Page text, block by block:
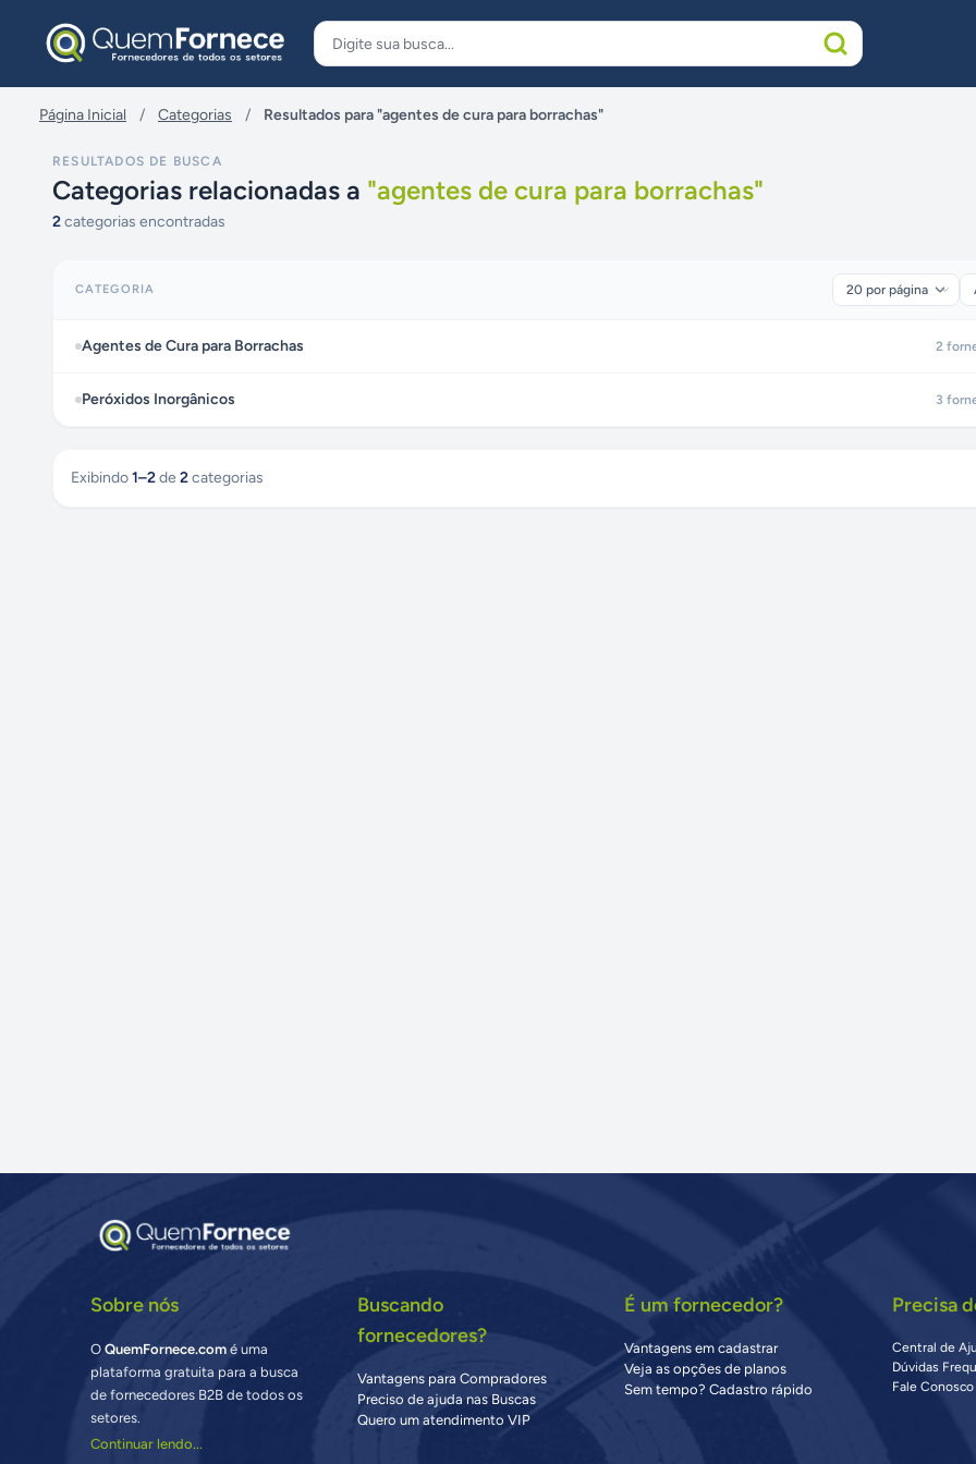
Página Inicial / Categorias / Resultados para "agentes de cura para borrachas"
RESULTADOS DE BUSCA
Categorias relacionadas a "agentes de cura para borrachas"
2categorias encontradas
CATEGORIA
Agentes de Cura para Borrachas 2
Peróxidos Inorgânicos 3
Exibindo1–2de 2categorias
Sobre nós
OQuemFornece.com é uma
plataforma gratuita para a busca
de fornecedores B2B de todos os
setores.
Continuar lendo...
Buscando
fornecedores?
Vantagens para Compradores
Preciso de ajuda nas Buscas
Quero um atendimento VIP
É um fornecedor?
Vantagens em cadastrar
Veja as opções de planos
Sem tempo? Cadastro rápido
Precisa
Central de
Dúvidas
Fale Conosco